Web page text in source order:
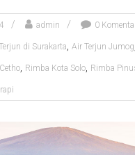
admin 0
di Surakarta, Air Terjun Jumog
, Rimba Kota Solo, Rimba